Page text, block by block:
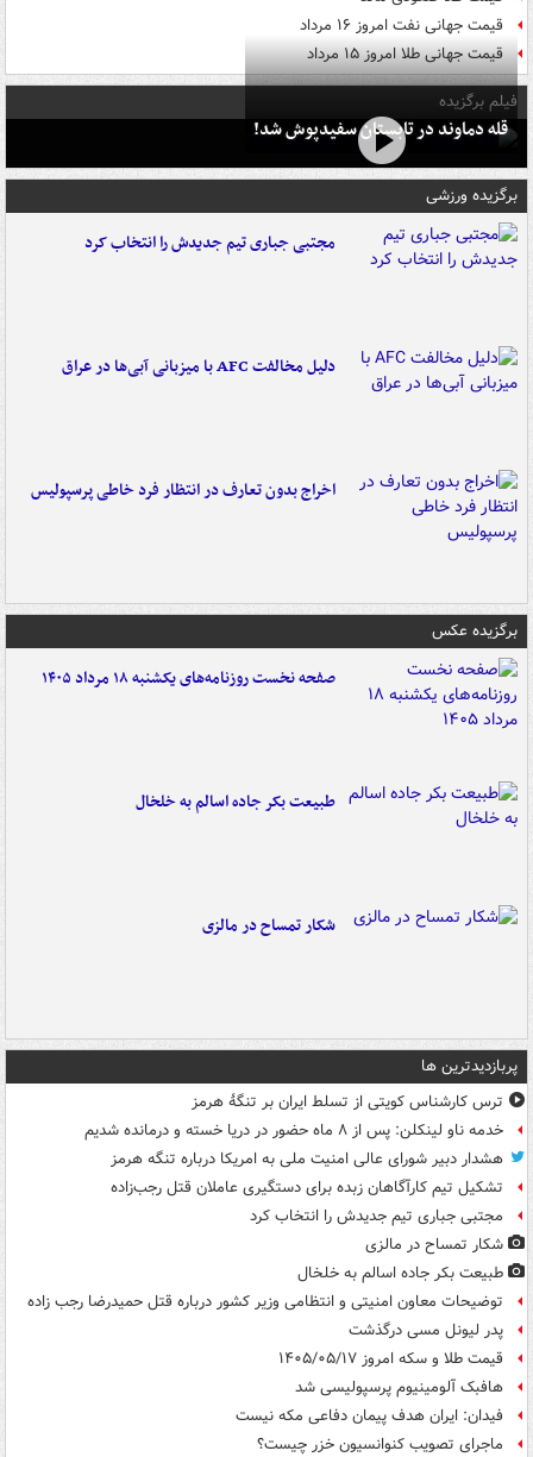
قیمت جهانی نفت امروز ۱۶ مرداد
قیمت جهانی طلا امروز ۱۵ مرداد
فیلم برگزیده
قله دماوند در تابستان سفیدپوش شد!
برگزیده ورزشی
مجتبی جباری تیم جدیدش را انتخاب کرد
دلیل مخالفت AFC با میزبانی آبی‌ها در عراق
اخراج بدون تعارف در انتظار فرد خاطی پرسپولیس
برگزیده عکس
صفحه نخست روزنامه‌های یکشنبه ۱۸ مرداد ۱۴۰۵
طبیعت بکر جاده اسالم به خلخال
شکار تمساح در مالزی
پربازدیدترین ها
ترس کارشناس کویتی از تسلط ایران بر تنگۀ هرمز
خدمه ناو لینکلن: پس از ۸ ماه حضور در دریا خسته و درمانده‌ شدیم
هشدار دبیر شورای عالی امنیت ملی به امریکا درباره تنگه هرمز
تشکیل تیم کارآگاهان زبده برای دستگیری عاملان قتل رجب‌زاده
مجتبی جباری تیم جدیدش را انتخاب کرد
شکار تمساح در مالزی
طبیعت بکر جاده اسالم به خلخال
توضیحات معاون امنیتی و انتظامی وزیر کشور درباره قتل حمیدرضا رجب زاده
پدر لیونل مسی درگذشت
قیمت طلا و سکه امروز ۱۴۰۵/۰۵/۱۷
هافبک آلومینیوم پرسپولیسی شد
فیدان: ایران هدف پیمان دفاعی مکه نیست
ماجرای تصویب کنوانسیون خزر چیست؟